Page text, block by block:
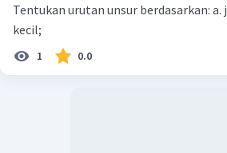
Tentukan urutan unsur berdasarkan: a. jari-jari atom dari yang paling
kecil;
1 0.0